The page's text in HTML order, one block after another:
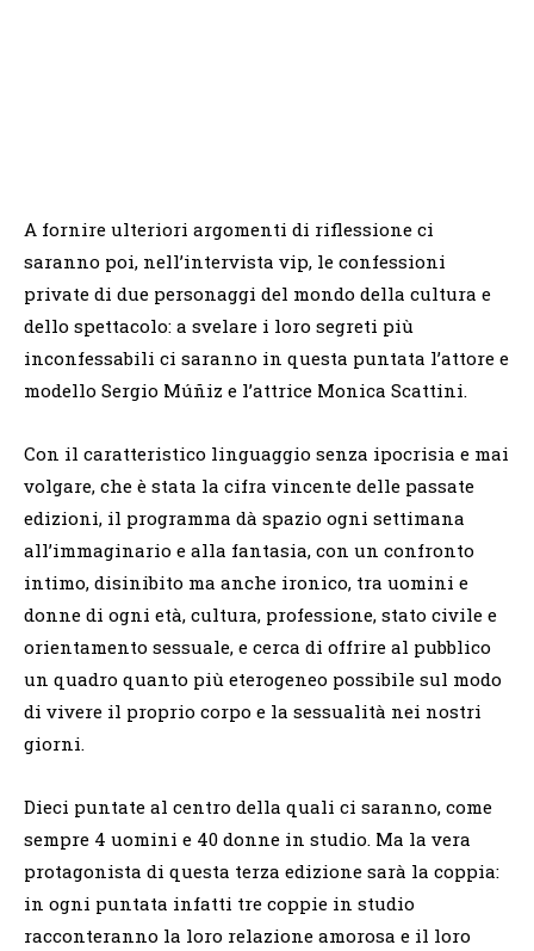
A fornire ulteriori argomenti di riflessione ci
saranno poi, nell’intervista vip, le confessioni
private di due personaggi del mondo della cultura e
dello spettacolo: a svelare i loro segreti più
inconfessabili ci saranno in questa puntata l’attore e
modello Sergio Múñiz e l’attrice Monica Scattini.
Con il caratteristico linguaggio senza ipocrisia e mai
volgare, che è stata la cifra vincente delle passate
edizioni, il programma dà spazio ogni settimana
all’immaginario e alla fantasia, con un confronto
intimo, disinibito ma anche ironico, tra uomini e
donne di ogni età, cultura, professione, stato civile e
orientamento sessuale, e cerca di offrire al pubblico
un quadro quanto più eterogeneo possibile sul modo
di vivere il proprio corpo e la sessualità nei nostri
giorni.
Dieci puntate al centro della quali ci saranno, come
sempre 4 uomini e 40 donne in studio. Ma la vera
protagonista di questa terza edizione sarà la coppia:
in ogni puntata infatti tre coppie in studio
racconteranno la loro relazione amorosa e il loro